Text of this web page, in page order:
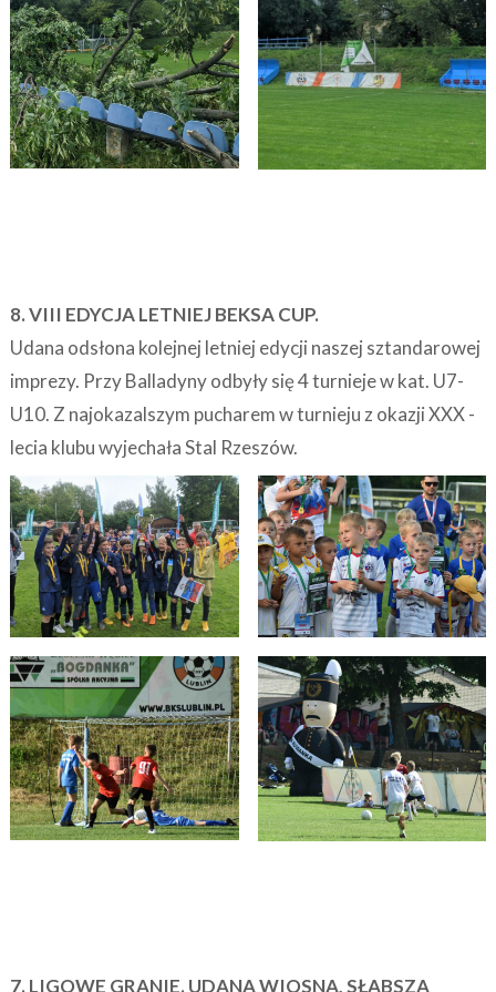
8. VIII EDYCJA LETNIEJ BEKSA CUP.
Udana odsłona kolejnej letniej edycji naszej sztandarowej
imprezy. Przy Balladyny odbyły się 4 turnieje w kat. U7-
U10. Z najokazalszym pucharem w turnieju z okazji XXX -
lecia klubu wyjechała Stal Rzeszów.
7. LIGOWE GRANIE. UDANA WIOSNA, SŁABSZA